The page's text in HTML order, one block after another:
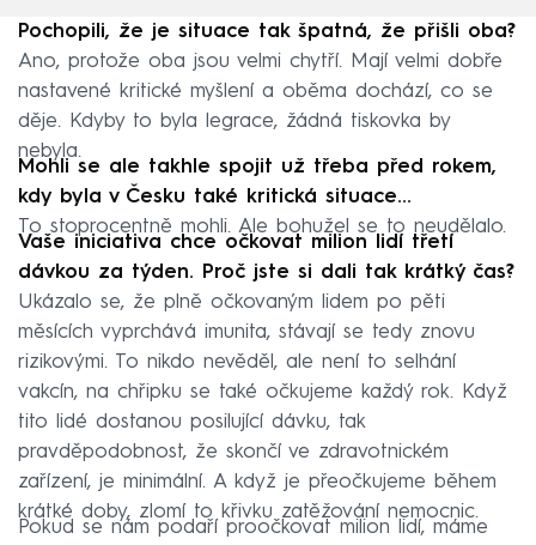
Pochopili, že je situace tak špatná, že přišli oba?
Ano, protože oba jsou velmi chytří. Mají velmi dobře
nastavené kritické myšlení a oběma dochází, co se
děje. Kdyby to byla legrace, žádná tiskovka by
nebyla.
Mohli se ale takhle spojit už třeba před rokem,
kdy byla v Česku také kritická situace...
To stoprocentně mohli. Ale bohužel se to neudělalo.
Vaše iniciativa chce očkovat milion lidí třetí
dávkou za týden. Proč jste si dali tak krátký čas?
Ukázalo se, že plně očkovaným lidem po pěti
měsících vyprchává imunita, stávají se tedy znovu
rizikovými. To nikdo nevěděl, ale není to selhání
vakcín, na chřipku se také očkujeme každý rok. Když
tito lidé dostanou posilující dávku, tak
pravděpodobnost, že skončí ve zdravotnickém
zařízení, je minimální. A když je přeočkujeme během
krátké doby, zlomí to křivku zatěžování nemocnic.
Pokud se nám podaří proočkovat milion lidí, máme